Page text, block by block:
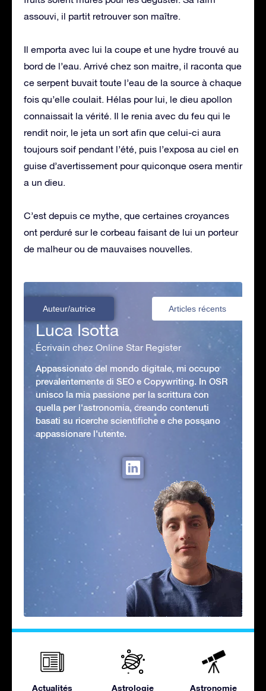
assouvi, il partit retrouver son maître.
Il emporta avec lui la coupe et une hydre trouvé au
bord de l’eau. Arrivé chez son maitre, il raconta que
ce serpent buvait toute l’eau de la source à chaque
fois qu’elle coulait. Hélas pour lui, le dieu apollon
connaissait la vérité. Il le renia avec du feu qui le
rendit noir, le jeta un sort afin que celui-ci aura
toujours soif pendant l’été, puis l’exposa au ciel en
guise d’avertissement pour quiconque osera mentir
a un dieu.
C’est depuis ce mythe, que certaines croyances
ont perduré sur le corbeau faisant de lui un porteur
de malheur ou de mauvaises nouvelles.
Auteur/autrice Articles récents
Luca Isotta
Écrivain chez Online Star Register
Appassionato del mondo digitale, mi occupo
prevalentemente di SEO e Copywriting. In OSR
unisco la mia passione per la scrittura con
quella per l'astronomia, creando contenuti
basati su ricerche scientifiche e che possano
appassionare l'utente.
Actualités Astrologie Astronomie